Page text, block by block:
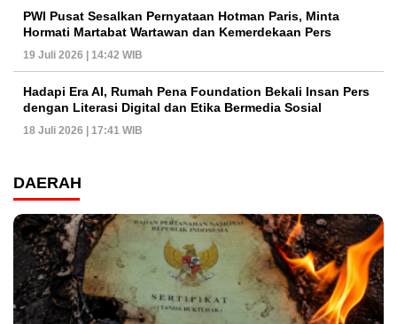
PWI Pusat Sesalkan Pernyataan Hotman Paris, Minta
Hormati Martabat Wartawan dan Kemerdekaan Pers
19 Juli 2026 | 14:42 WIB
Hadapi Era AI, Rumah Pena Foundation Bekali Insan Pers
dengan Literasi Digital dan Etika Bermedia Sosial
18 Juli 2026 | 17:41 WIB
DAERAH